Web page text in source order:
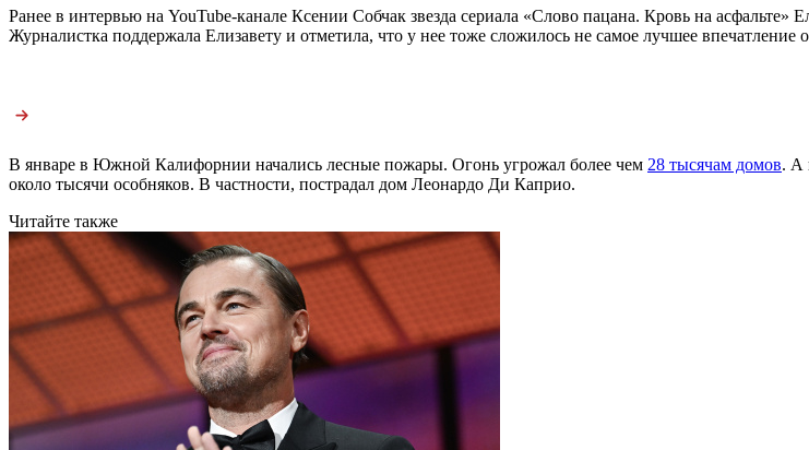
Ранее в интервью на YouTube-канале Ксении Собчак звезда сериала «Слово пацана. Кровь на
Журналистка поддержала Елизавету и отметила, что у нее тоже сложилось не самое лучшее впечатление
В январе в Южной Калифорнии начались лесные пожары. Огонь угрожал более чем 28 тысячам домов. А
около тысячи особняков. В частности, пострадал дом Леонардо Ди Каприо.
Читайте также